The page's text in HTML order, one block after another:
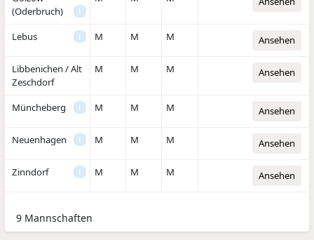
(Oderbruch)
i
Lebus i M M M Ansehen
Libbenichen / Alt
Zeschdorf
M M M Ansehen
Müncheberg i M M M Ansehen
Neuenhagen i M M M Ansehen
Zinndorf i M M M Ansehen
9 Mannschaften